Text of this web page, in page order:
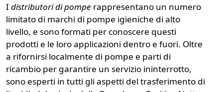
Idistributori di pompe rappresentano un numero
limitato di marchi di pompe igieniche di alto
livello, e sono formati per conoscere questi
prodotti e le loro applicazioni dentro e fuori. Oltre
a rifornirsi localmente di pompe e parti di
ricambio per garantire un servizio ininterrotto,
sono esperti in tutti gli aspetti del trasferimento di